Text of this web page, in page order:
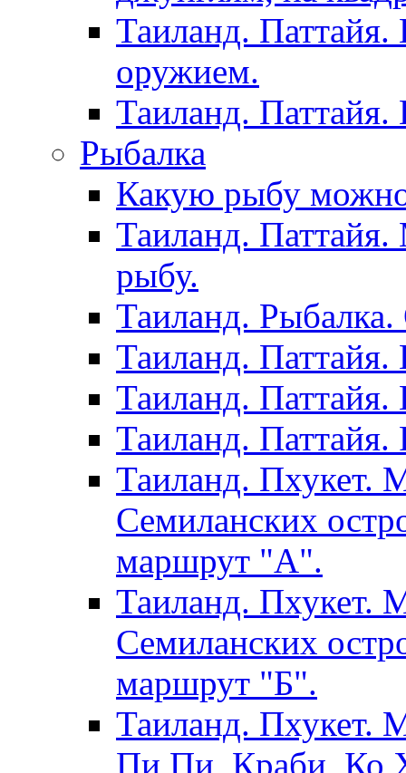
Таиланд.
оружием.
Таиланд. Паттайя.
Рыбалка
Какую рыбу
Таиланд.
рыбу.
Таиланд. Рыбалка.
Таиланд. Паттайя.
Таиланд. Паттайя.
Таиланд. Паттайя.
Таиланд. Пхукет.
Семиланских
маршрут "А".
Таиланд. Пхукет.
Семиланских
маршрут "Б".
Таиланд. Пхукет.
Пи Пи, Краби, Ко